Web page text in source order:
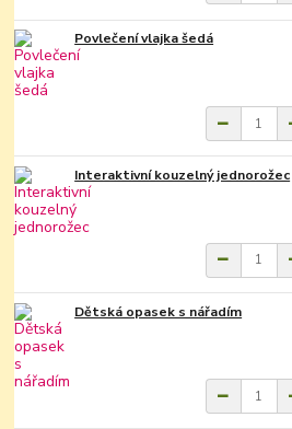
Povlečení vlajka šedá
Interaktivní kouzelný jednorožec
Dětská opasek s nářadím